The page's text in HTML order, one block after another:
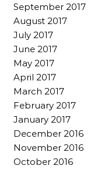
September 2017
August 2017
July 2017
June 2017
May 2017
April 2017
March 2017
February 2017
January 2017
December 2016
November 2016
October 2016